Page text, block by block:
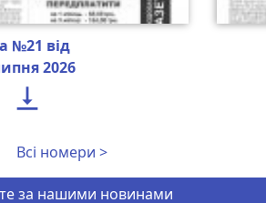
№21 від
2026

Всі номери >
за нашими новинами